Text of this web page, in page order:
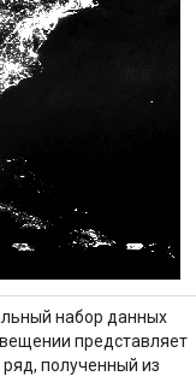
набор данных
представляет
полученный из